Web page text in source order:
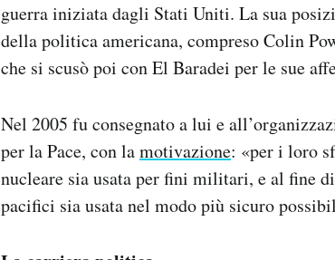
guerra iniziata dagli Stati Uniti. La sua
della politica americana, compreso Colin
che si scusò poi con El Baradei per le sue
Nel 2005 fu consegnato a lui e
per la Pace, con lamotivazione: «per i loro
nucleare sia usata per fini militari, e al fine
pacifici sia usata nel modo più sicuro